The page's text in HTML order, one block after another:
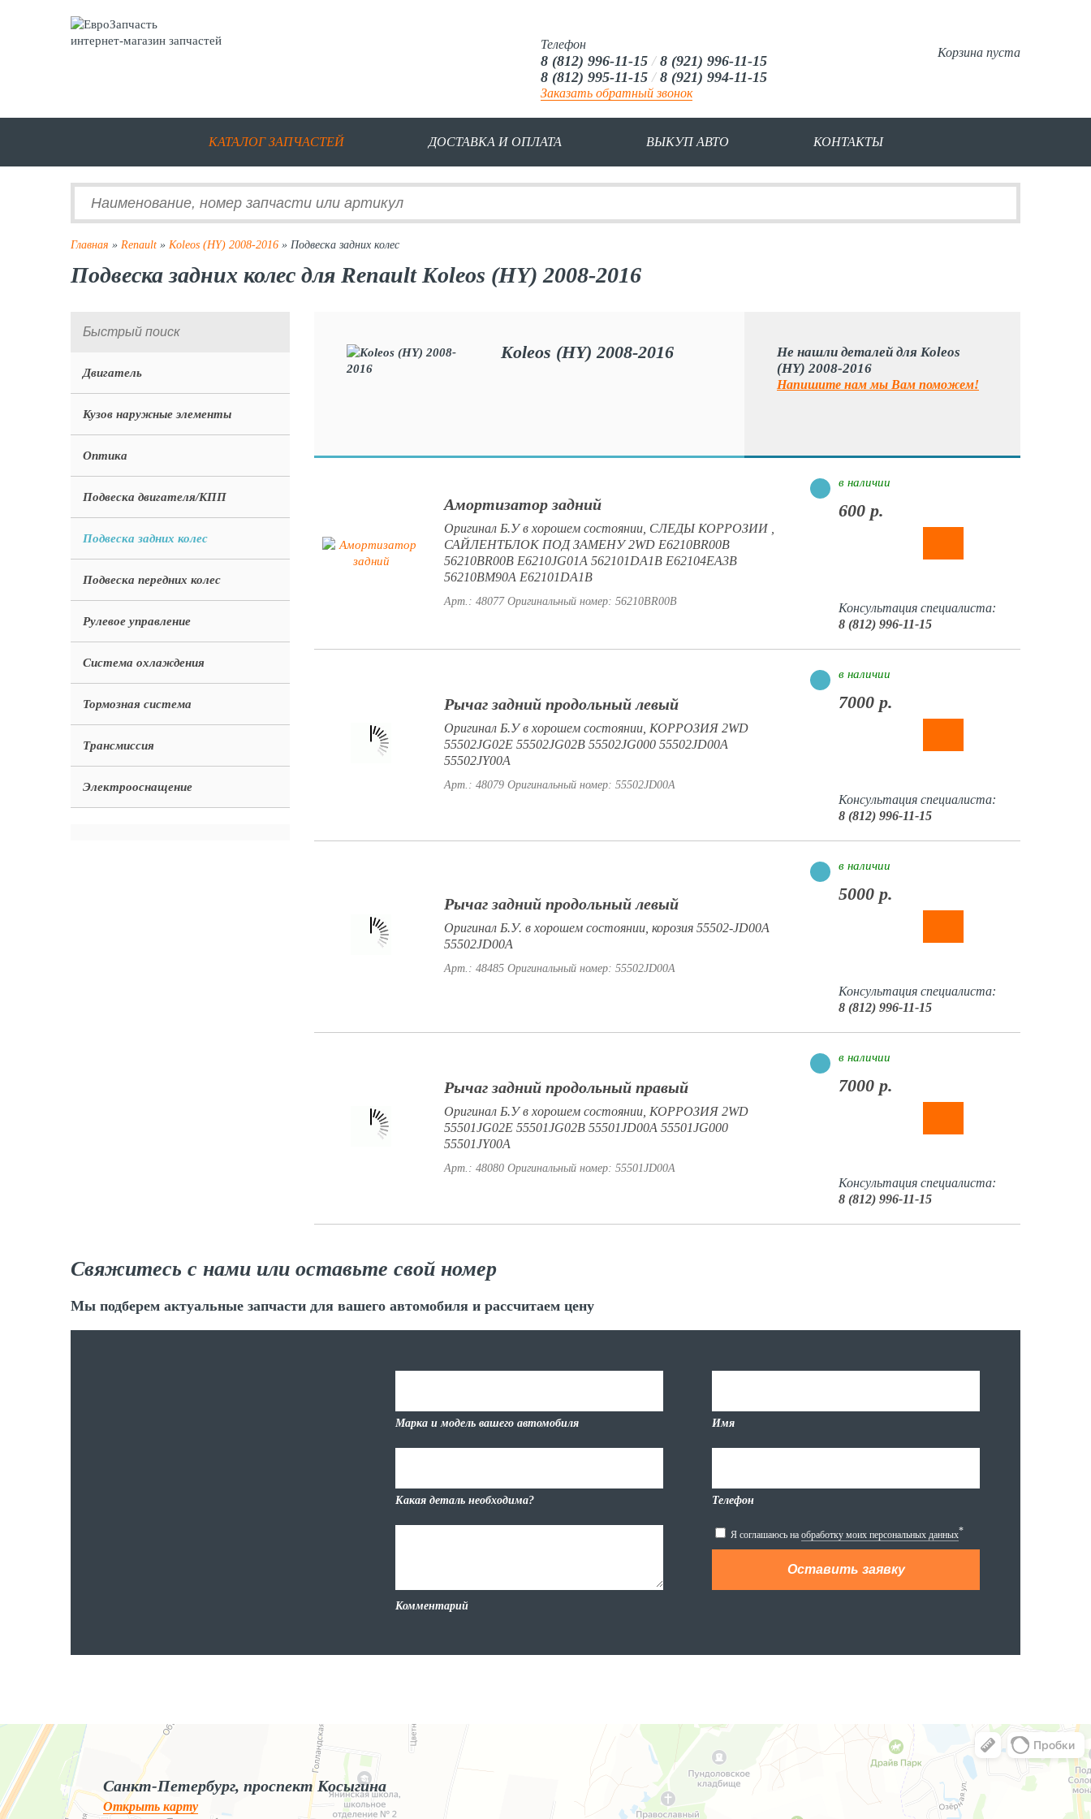
интернет-магазин запчастей
Корзина пуста
Телефон
8 (812) 996-11-15 / 8 (921) 996-11-15
8 (812) 995-11-15 / 8 (921) 994-11-15
Заказать обратный звонок
КАТАЛОГ ЗАПЧАСТЕЙ ДОСТАВКА И ОПЛАТА ВЫКУП АВТО КОНТАКТЫ
Главная » Renault » Koleos (HY) 2008-2016 » Подвеска задних колес
Подвеска задних колес для Renault Koleos (HY) 2008-2016
Двигатель
Кузов наружные элементы
Оптика
Подвеска двигателя/КПП
Подвеска задних колес
Подвеска передних колес
Рулевое управление
Система охлаждения
Тормозная система
Трансмиссия
Электрооснащение
Koleos (HY) 2008-2016
Не нашли деталей для Koleos
(HY) 2008-2016
Напишите нам мы Вам поможем!
Амортизатор задний
Оригинал Б.У в хорошем состоянии, СЛЕДЫ КОРРОЗИИ ,
САЙЛЕНТБЛОК ПОД ЗАМЕНУ 2WD E6210BR00B
56210BR00B E6210JG01A 562101DA1B E62104EA3B
56210BM90A E62101DA1B
Арт.: 48077 Оригинальный номер: 56210BR00B
в наличии
600 р.
Консультация специалиста:
8 (812) 996-11-15
Рычаг задний продольный левый
Оригинал Б.У в хорошем состоянии, КОРРОЗИЯ 2WD
55502JG02E 55502JG02B 55502JG000 55502JD00A
55502JY00A
Арт.: 48079 Оригинальный номер: 55502JD00A
в наличии
7000 р.
Консультация специалиста:
8 (812) 996-11-15
Рычаг задний продольный левый
Оригинал Б.У. в хорошем состоянии, корозия 55502-JD00A
55502JD00A
Арт.: 48485 Оригинальный номер: 55502JD00A
в наличии
5000 р.
Консультация специалиста:
8 (812) 996-11-15
Рычаг задний продольный правый
Оригинал Б.У в хорошем состоянии, КОРРОЗИЯ 2WD
55501JG02E 55501JG02B 55501JD00A 55501JG000
55501JY00A
Арт.: 48080 Оригинальный номер: 55501JD00A
в наличии
7000 р.
Консультация специалиста:
8 (812) 996-11-15
Свяжитесь с нами или оставьте свой номер
Мы подберем актуальные запчасти для вашего автомобиля и рассчитаем цену
Марка и модель вашего автомобиля
Какая деталь необходима?
Комментарий
Имя
Телефон
Я соглашаюсь на обработку моих персональных данных*
Яндекс.Карты
Яндекс.Карты — поиск мест и адресов, городской транспорт
Санкт-Петербург, проспект Косыгина
Открыть карту